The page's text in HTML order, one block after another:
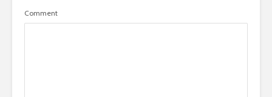
Comment